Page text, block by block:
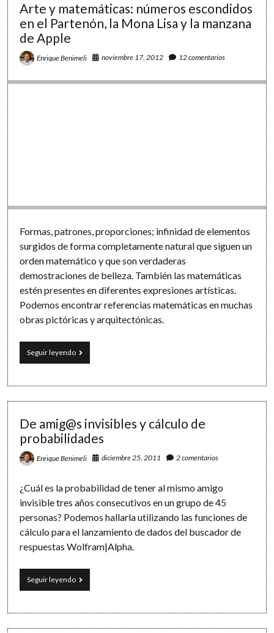
Arte y matemáticas: números escondidos
en el Partenón, la Mona Lisa y la manzana
de Apple
Enrique Benimeli noviembre 17, 2012 12 comentarios
Formas, patrones, proporciones; infinidad de elementos
surgidos de forma completamente natural que siguen un
orden matemático y que son verdaderas
demostraciones de belleza. También las matemáticas
estén presentes en diferentes expresiones artísticas.
Podemos encontrar referencias matemáticas en muchas
obras pictóricas y arquitectónicas.
Seguir leyendoArte
y
números
Partenón,
la
Lisa
la
manzana
de
Apple
De amig@s invisibles y cálculo de
probabilidades
Enrique Benimeli diciembre 25, 2011 2 comentarios
¿Cuál es la probabilidad de tener al mismo amigo
invisible tres años consecutivos en un grupo de 45
personas? Podemos hallarla utilizando las funciones de
cálculo para el lanzamiento de dados del buscador de
respuestas Wolfram|Alpha.
Seguir leyendoDe
amig@s
y